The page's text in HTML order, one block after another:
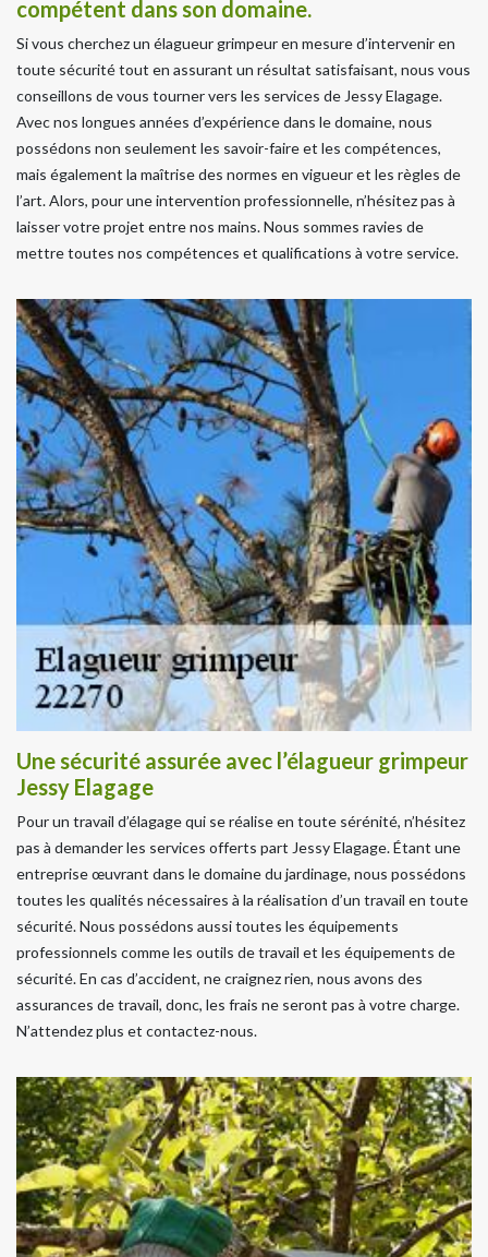
compétent dans son domaine.
Si vous cherchez un élagueur grimpeur en mesure d’intervenir en
toute sécurité tout en assurant un résultat satisfaisant, nous vous
conseillons de vous tourner vers les services de Jessy Elagage.
Avec nos longues années d’expérience dans le domaine, nous
possédons non seulement les savoir-faire et les compétences,
mais également la maîtrise des normes en vigueur et les règles de
l’art. Alors, pour une intervention professionnelle, n’hésitez pas à
laisser votre projet entre nos mains. Nous sommes ravies de
mettre toutes nos compétences et qualifications à votre service.
Une sécurité assurée avec l’élagueur grimpeur
Jessy Elagage
Pour un travail d’élagage qui se réalise en toute sérénité, n’hésitez
pas à demander les services offerts part Jessy Elagage. Étant une
entreprise œuvrant dans le domaine du jardinage, nous possédons
toutes les qualités nécessaires à la réalisation d’un travail en toute
sécurité. Nous possédons aussi toutes les équipements
professionnels comme les outils de travail et les équipements de
sécurité. En cas d’accident, ne craignez rien, nous avons des
assurances de travail, donc, les frais ne seront pas à votre charge.
N’attendez plus et contactez-nous.